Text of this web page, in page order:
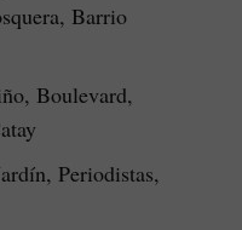
Barrio
Boulevard,
Periodistas,